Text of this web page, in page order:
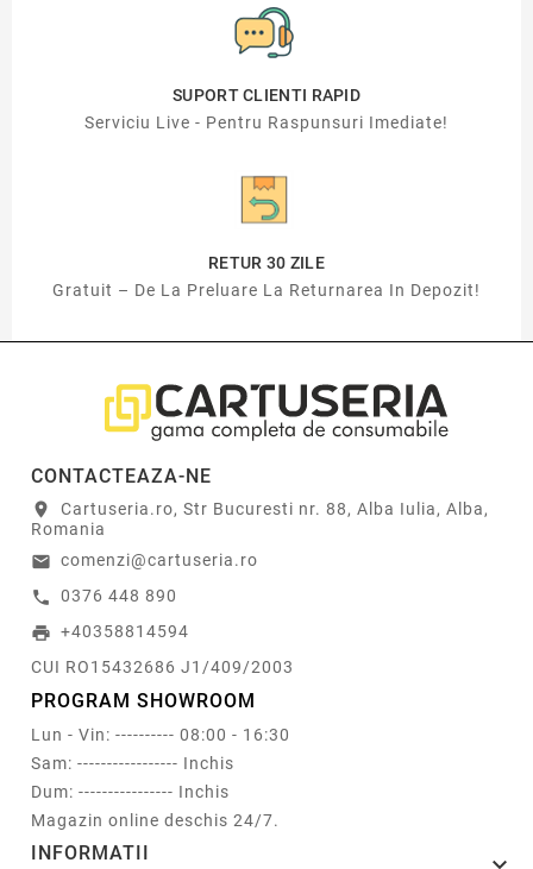
SUPORT CLIENTI RAPID
Serviciu Live - Pentru Raspunsuri Imediate!
RETUR 30 ZILE
Gratuit – De La Preluare La Returnarea In Depozit!
CONTACTEAZA-NE
location_on
Cartuseria.ro, Str Bucuresti nr. 88, Alba Iulia, Alba,
Romania
email comenzi@cartuseria.ro
call 0376 448 890
print +40358814594
CUI RO15432686 J1/409/2003
PROGRAM SHOWROOM
Lun - Vin: ---------- 08:00 - 16:30
Sam: ----------------- Inchis
Dum: ---------------- Inchis
Magazin online deschis 24/7.
INFORMATII